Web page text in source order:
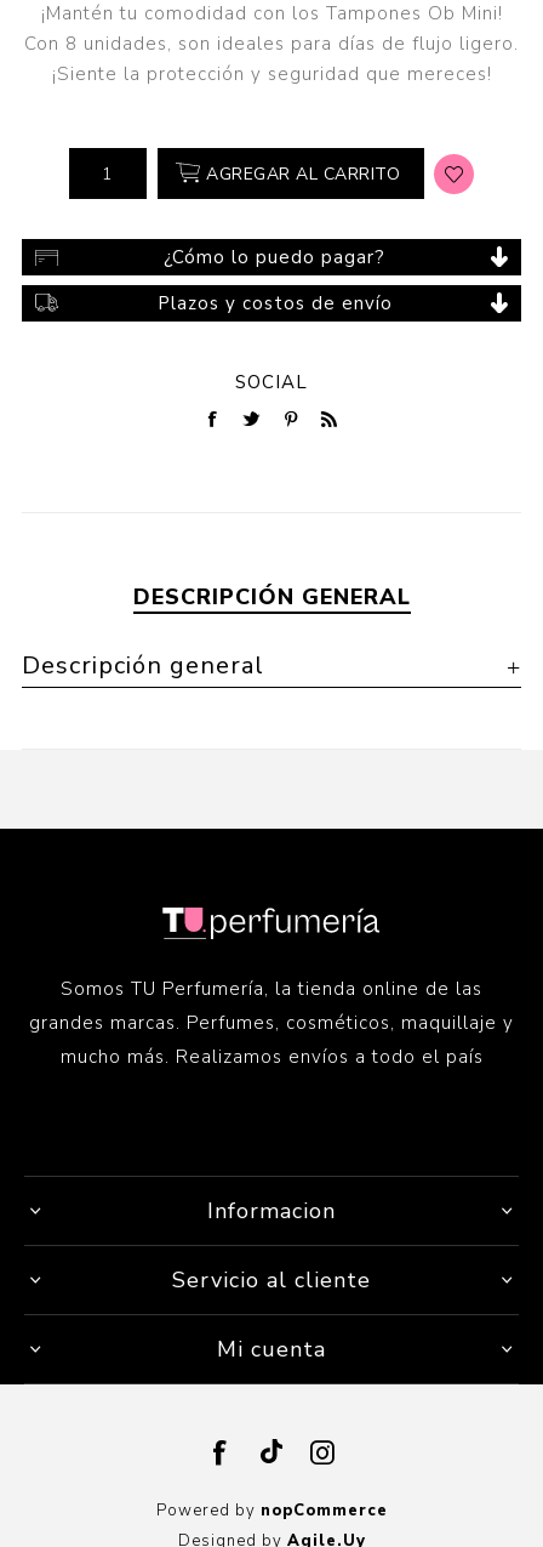
¡Mantén tu comodidad con los Tampones Ob Mini!
Con 8 unidades, son ideales para días de flujo ligero.
¡Siente la protección y seguridad que mereces!
AGREGAR AL CARRITO
¿Cómo lo puedo pagar?
Plazos y costos de envío
SOCIAL
DESCRIPCIÓN GENERAL
Descripción general
Somos TU Perfumería, la tienda online de las
grandes marcas. Perfumes, cosméticos, maquillaje y
mucho más. Realizamos envíos a todo el país
Informacion
Servicio al cliente
Mi cuenta
Powered by nopCommerce
Designed by Agile.Uy